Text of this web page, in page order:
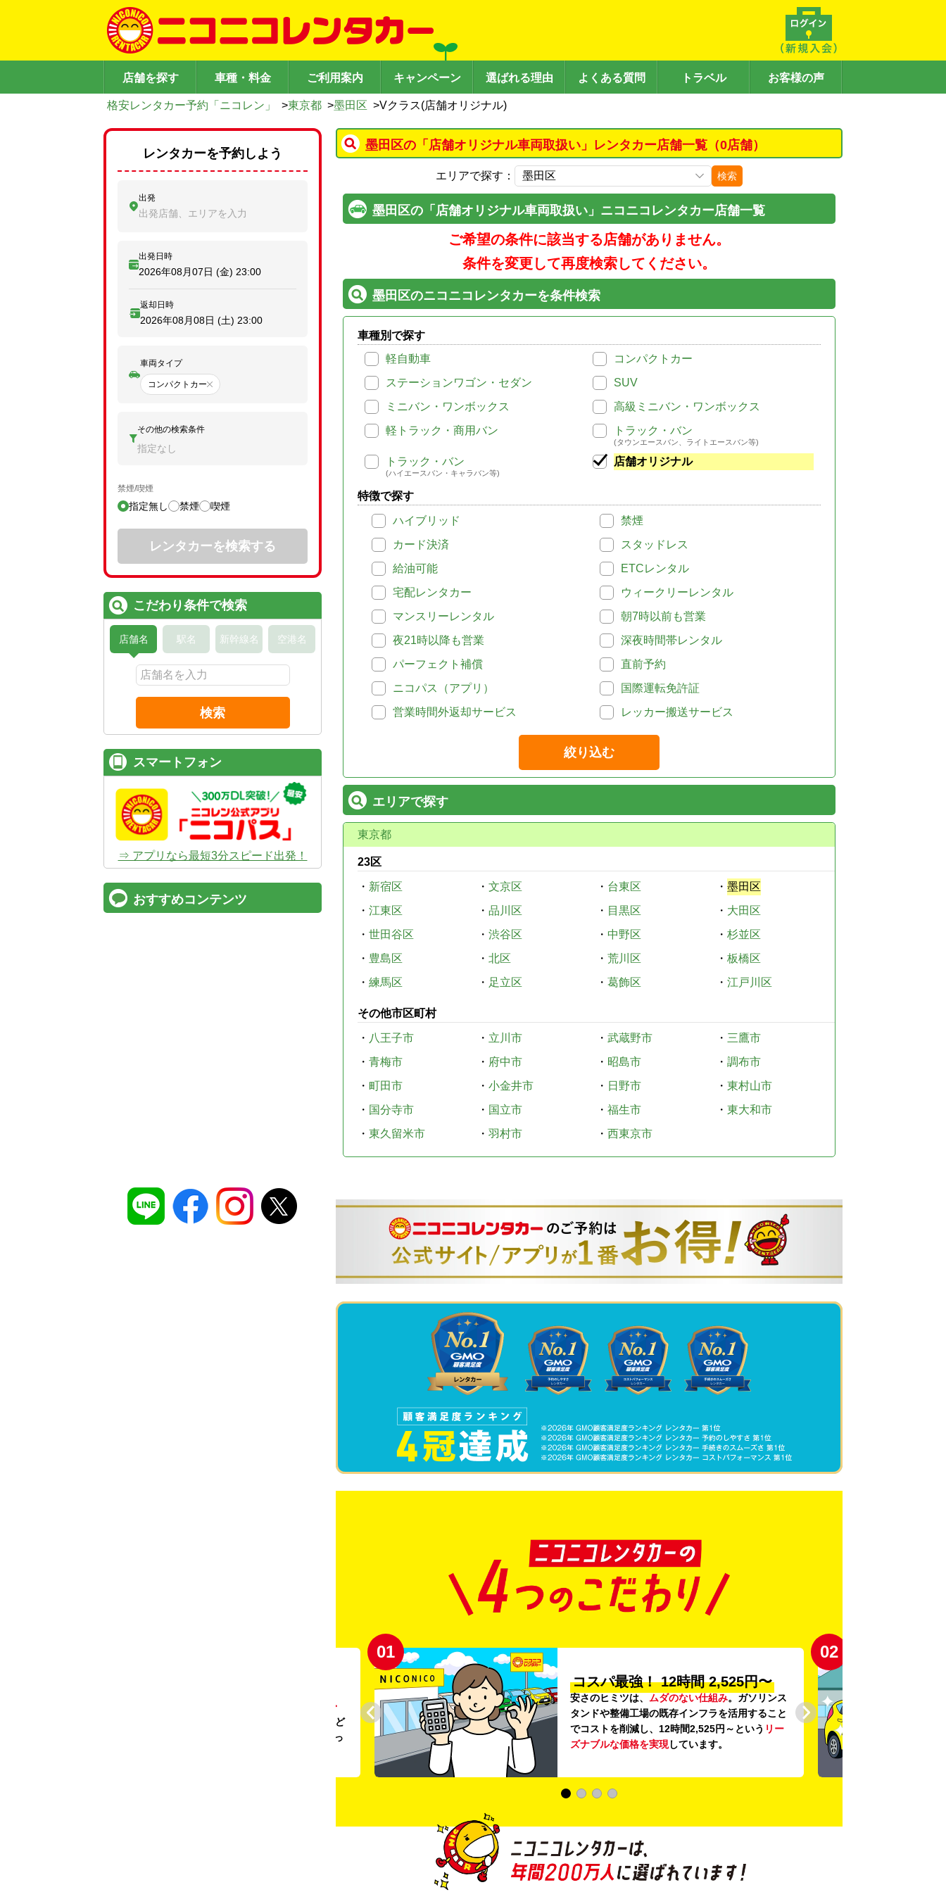
店舗を探す 車種・料金 ご利用案内 キャンペーン 選ばれる理由 よくある質問 トラベル お客様の声
格安レンタカー予約「ニコレン」 >東京都 >墨田区 >Vクラス(店舗オリジナル)
墨田区の「店舗オリジナル車両取扱い」レンタカー店舗一覧（0店舗）
エリアで探す： 検索
墨田区の「店舗オリジナル車両取扱い」ニコニコレンタカー店舗一覧
ご希望の条件に該当する店舗がありません。
条件を変更して再度検索してください。
墨田区のニコニコレンタカーを条件検索
車種別で探す
軽自動車
コンパクトカー
ステーションワゴン・セダン
SUV
ミニバン・ワンボックス
高級ミニバン・ワンボックス
軽トラック・商用バン
トラック・バン
(タウンエースバン、ライトエースバン等)
トラック・バン
(ハイエースバン・キャラバン等)
店舗オリジナル
特徴で探す
ハイブリッド
禁煙
カード決済
スタッドレス
給油可能
ETCレンタル
宅配レンタカー
ウィークリーレンタル
マンスリーレンタル
朝7時以前も営業
夜21時以降も営業
深夜時間帯レンタル
パーフェクト補償
直前予約
ニコパス（アプリ）
国際運転免許証
営業時間外返却サービス
レッカー搬送サービス
絞り込む
エリアで探す
東京都
23区
・ 新宿区 ・ 文京区 ・ 台東区 ・ 墨田区
・ 江東区 ・ 品川区 ・ 目黒区 ・ 大田区
・ 世田谷区 ・ 渋谷区 ・ 中野区 ・ 杉並区
・ 豊島区 ・ 北区 ・ 荒川区 ・ 板橋区
・ 練馬区 ・ 足立区 ・ 葛飾区 ・ 江戸川区
その他市区町村
・ 八王子市 ・ 立川市 ・ 武蔵野市 ・ 三鷹市
・ 青梅市 ・ 府中市 ・ 昭島市 ・ 調布市
・ 町田市 ・ 小金井市 ・ 日野市 ・ 東村山市
・ 国分寺市 ・ 国立市 ・ 福生市 ・ 東大和市
・ 東久留米市 ・ 羽村市 ・ 西東京市
リー
02
プロ品質の 「安心・安全・清潔」
ご利用のたびに、24項目の車両点検と車内外の清
掃・除菌を徹底。安心感と清潔感を感じていただ
ける車内環境にこだわっています。
03
レンタカーを予約しよう
出発
出発店舗、エリアを入力
出発日時
2026年08月07日 (金) 23:00
返却日時
2026年08月08日 (土) 23:00
車両タイプ
コンパクトカー
その他の検索条件
指定なし
禁煙/喫煙
指定無し 禁煙 喫煙
レンタカーを検索する
こだわり条件で検索
店舗名 駅名 新幹線名 空港名
検索
スマートフォン
⇒ アプリなら最短3分スピード出発！
おすすめコンテンツ